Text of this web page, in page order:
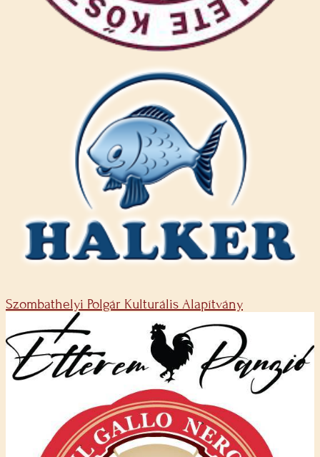
Szombathelyi Polgár Kulturális Alapítvány